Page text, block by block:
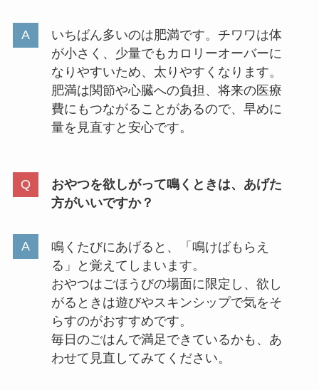
いちばん多いのは肥満です。チワワは体
が小さく、少量でもカロリーオーバーに
なりやすいため、太りやすくなります。
肥満は関節や心臓への負担、将来の医療
費にもつながることがあるので、早めに
量を見直すと安心です。
おやつを欲しがって鳴くときは、あげた
方がいいですか？
鳴くたびにあげると、「鳴けばもらえ
る」と覚えてしまいます。
おやつはごほうびの場面に限定し、欲し
がるときは遊びやスキンシップで気をそ
らすのがおすすめです。
毎日のごはんで満足できているかも、あ
わせて見直してみてください。